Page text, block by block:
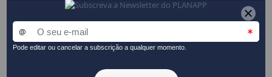
Ato Normativo
Resolução do Conselho de Ministros n.º
120/2021, de 1 de setembro de 2021